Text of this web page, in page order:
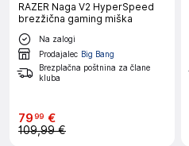
RAZER Naga V2 HyperSpeed
brezžična gaming miška
Na zalogi
Prodajalec Big Bang
Brezplačna poštnina za člane
kluba
7999 €
109,99 €